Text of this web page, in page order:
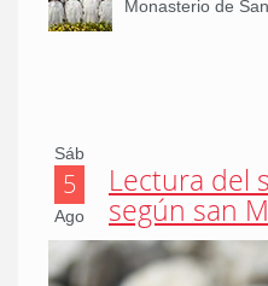
Monasterio de
Sáb
5
Ago
Lectura del
según san